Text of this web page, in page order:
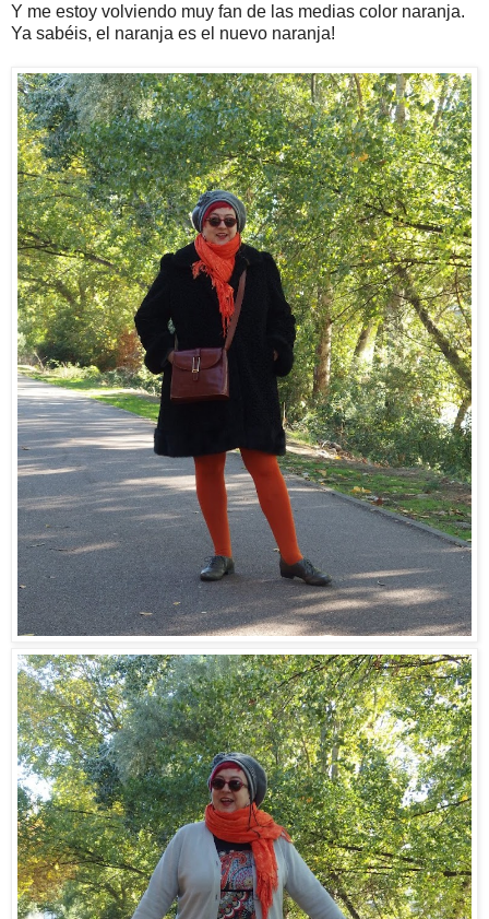
Y me estoy volviendo muy fan de las medias color naranja.
Ya sabéis, el naranja es el nuevo naranja!